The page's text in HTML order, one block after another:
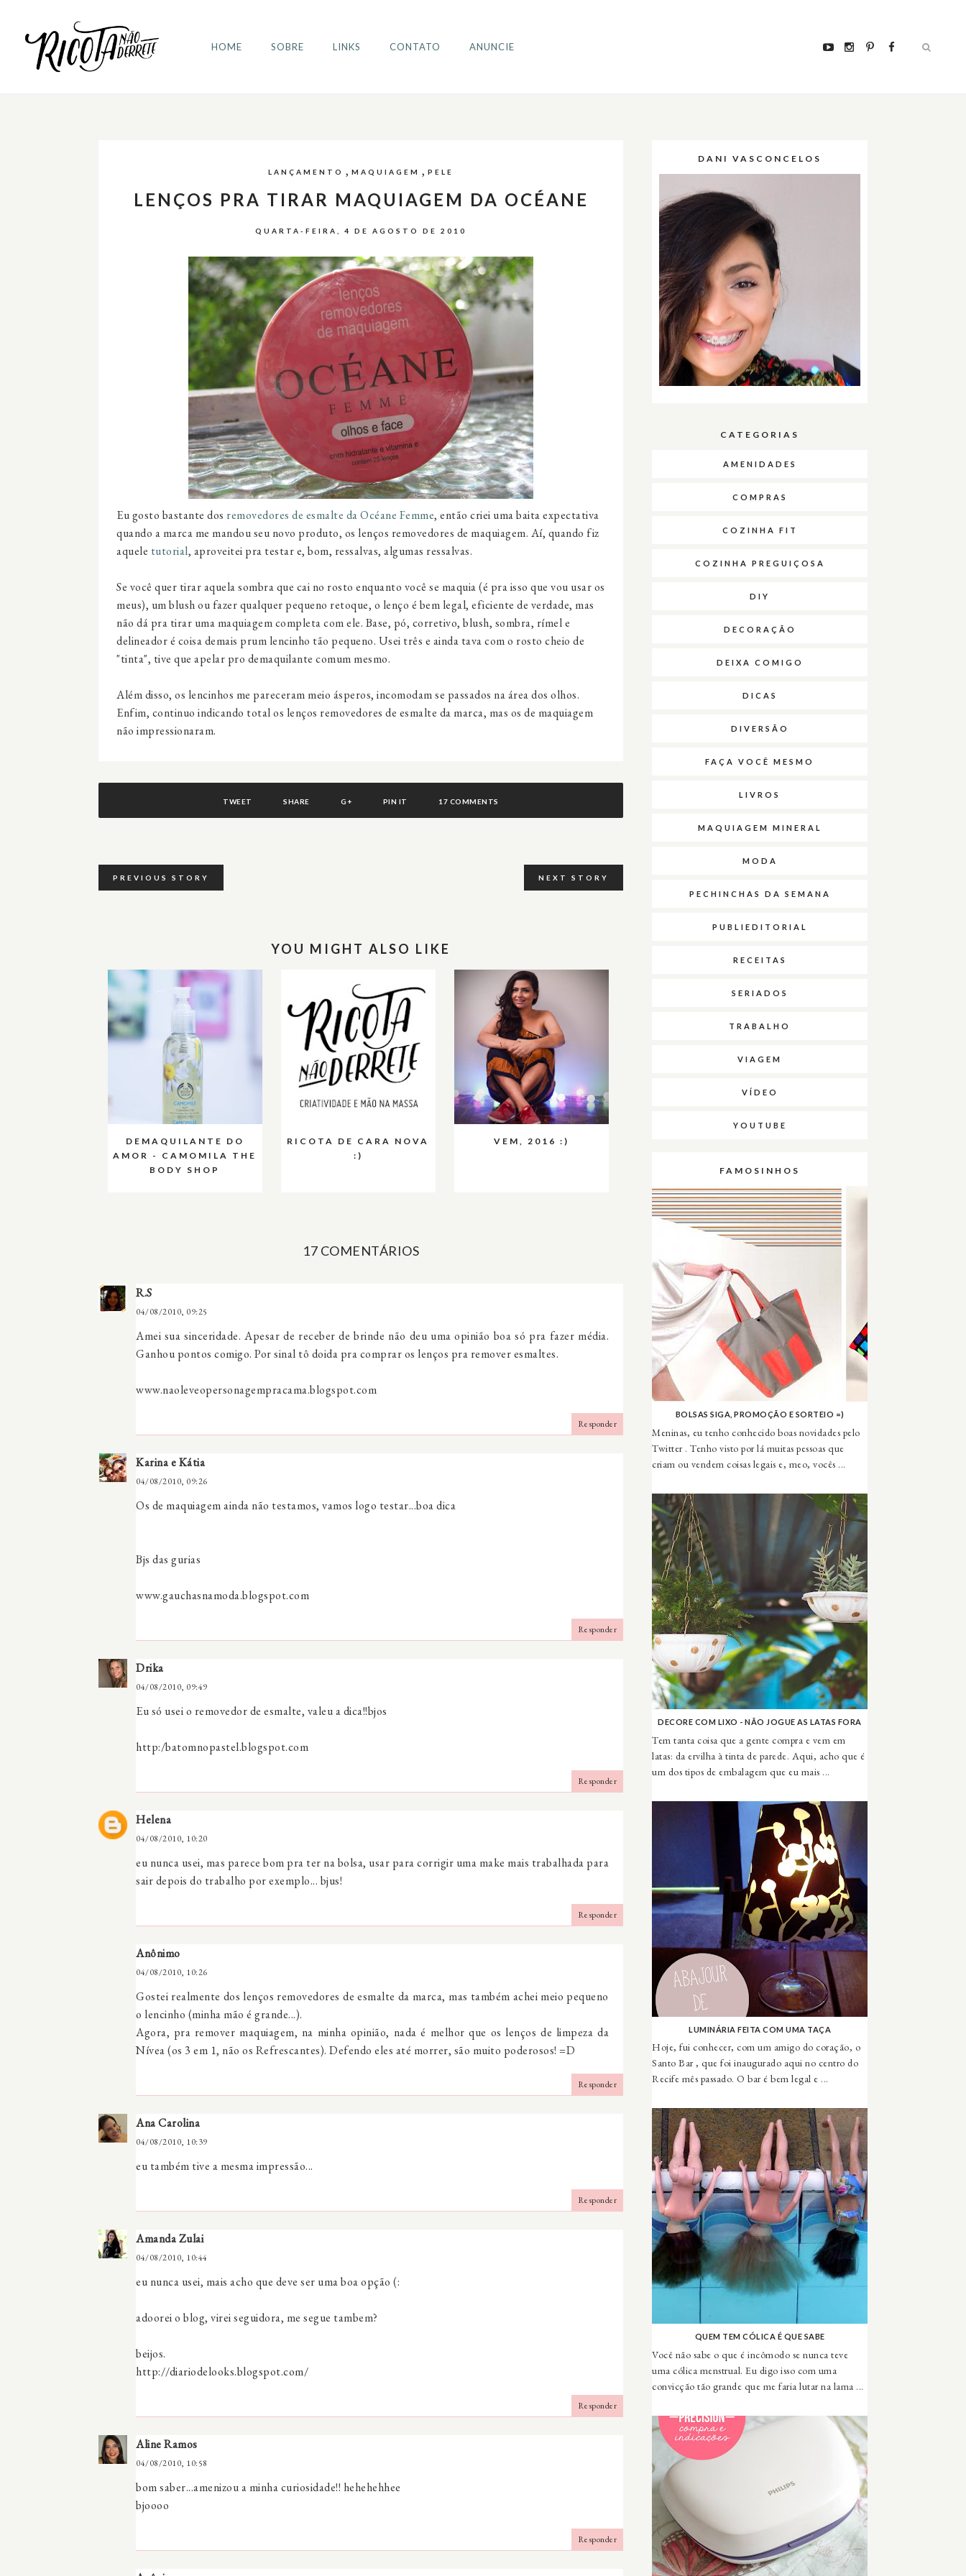
HOME SOBRE LINKS CONTATO ANUNCIE
LANÇAMENTO , MAQUIAGEM , PELE
LENÇOS PRA TIRAR MAQUIAGEM DA OCÉANE
QUARTA-FEIRA, 4 DE AGOSTO DE 2010
Eu gosto bastante dos removedores de esmalte da Océane Femme, então criei uma baita expectativa
quando a marca me mandou seu novo produto, os lenços removedores de maquiagem. Aí, quando fiz
aquele tutorial, aproveitei pra testar e, bom, ressalvas, algumas ressalvas.
Se você quer tirar aquela sombra que cai no rosto enquanto você se maquia (é pra isso que vou usar os
meus), um blush ou fazer qualquer pequeno retoque, o lenço é bem legal, eficiente de verdade, mas
não dá pra tirar uma maquiagem completa com ele. Base, pó, corretivo, blush, sombra, rímel e
delineador é coisa demais prum lencinho tão pequeno. Usei três e ainda tava com o rosto cheio de
"tinta", tive que apelar pro demaquilante comum mesmo.
Além disso, os lencinhos me pareceram meio ásperos, incomodam se passados na área dos olhos.
Enfim, continuo indicando total os lenços removedores de esmalte da marca, mas os de maquiagem
não impressionaram.
TWEET SHARE G+ PIN IT 17 COMMENTS
PREVIOUS STORY NEXT STORY
YOU MIGHT ALSO LIKE
DEMAQUILANTE DO
AMOR - CAMOMILA THE
BODY SHOP
RICOTA DE CARA NOVA
:)
VEM, 2016 :)
17 COMENTÁRIOS
R.S
04/08/2010, 09:25
Amei sua sinceridade. Apesar de receber de brinde não deu uma opinião boa só pra fazer média.
Ganhou pontos comigo. Por sinal tô doida pra comprar os lenços pra remover esmaltes.
www.naoleveopersonagempracama.blogspot.com
Responder
Karina e Kátia
04/08/2010, 09:26
Os de maquiagem ainda não testamos, vamos logo testar...boa dica
Bjs das gurias
www.gauchasnamoda.blogspot.com
Responder
Drika
04/08/2010, 09:49
Eu só usei o removedor de esmalte, valeu a dica!!bjos
http:/batomnopastel.blogspot.com
Responder
Helena
04/08/2010, 10:20
eu nunca usei, mas parece bom pra ter na bolsa, usar para corrigir uma make mais trabalhada para
sair depois do trabalho por exemplo... bjus!
Responder
Anônimo
04/08/2010, 10:26
Gostei realmente dos lenços removedores de esmalte da marca, mas também achei meio pequeno
o lencinho (minha mão é grande...).
Agora, pra remover maquiagem, na minha opinião, nada é melhor que os lenços de limpeza da
Nívea (os 3 em 1, não os Refrescantes). Defendo eles até morrer, são muito poderosos! =D
Responder
Ana Carolina
04/08/2010, 10:39
eu também tive a mesma impressão...
Responder
Amanda Zulai
04/08/2010, 10:44
eu nunca usei, mais acho que deve ser uma boa opção (:
adoorei o blog, virei seguidora, me segue tambem?
beijos.
http://diariodelooks.blogspot.com/
Responder
Aline Ramos
04/08/2010, 10:58
bom saber...amenizou a minha curiosidade!! hehehehhee
bjoooo
Responder
DANI VASCONCELOS
CATEGORIAS
AMENIDADES
COMPRAS
COZINHA FIT
COZINHA PREGUIÇOSA
DIY
DECORAÇÃO
DEIXA COMIGO
DICAS
DIVERSÃO
FAÇA VOCÊ MESMO
LIVROS
MAQUIAGEM MINERAL
MODA
PECHINCHAS DA SEMANA
PUBLIEDITORIAL
RECEITAS
SERIADOS
TRABALHO
VIAGEM
VÍDEO
YOUTUBE
FAMOSINHOS
BOLSAS SIGA, PROMOÇÃO E SORTEIO =)
Meninas, eu tenho conhecido boas novidades pelo
Twitter . Tenho visto por lá muitas pessoas que
criam ou vendem coisas legais e, meo, vocês ...
DECORE COM LIXO - NÃO JOGUE AS LATAS FORA
Tem tanta coisa que a gente compra e vem em
latas: da ervilha à tinta de parede. Aqui, acho que é
um dos tipos de embalagem que eu mais ...
LUMINÁRIA FEITA COM UMA TAÇA
Hoje, fui conhecer, com um amigo do coração, o
Santo Bar , que foi inaugurado aqui no centro do
Recife mês passado. O bar é bem legal e ...
QUEM TEM CÓLICA É QUE SABE
Você não sabe o que é incômodo se nunca teve
uma cólica menstrual. Eu digo isso com uma
convicção tão grande que me faria lutar na lama ...